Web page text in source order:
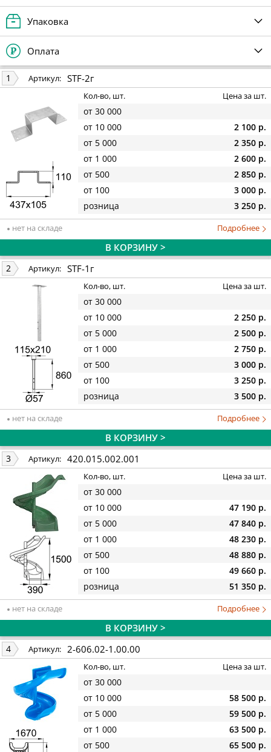
Упаковка
Оплата
1 Артикул: STF-2г
Кол-во, шт. Цена за шт.
от 30 000
от 10 000
2 100 р.
от 5 000
2 350 р.
от 1 000
2 600 р.
от 500
2 850 р.
от 100
3 000 р.
розница
3 250 р.
нет на складе Подробнее
В КОРЗИНУ >
2 Артикул: STF-1г
Кол-во, шт. Цена за шт.
от 30 000
от 10 000
2 250 р.
от 5 000
2 500 р.
от 1 000
2 750 р.
от 500
3 000 р.
от 100
3 250 р.
розница
3 500 р.
нет на складе Подробнее
В КОРЗИНУ >
3 Артикул: 420.015.002.001
Кол-во, шт. Цена за шт.
от 30 000
от 10 000
47 190 р.
от 5 000
47 840 р.
от 1 000
48 230 р.
от 500
48 880 р.
от 100
49 660 р.
розница
51 350 р.
нет на складе Подробнее
В КОРЗИНУ >
4 Артикул: 2-606.02-1.00.00
Кол-во, шт. Цена за шт.
от 30 000
от 10 000
58 500 р.
от 5 000
59 500 р.
от 1 000
63 500 р.
от 500
65 500 р.